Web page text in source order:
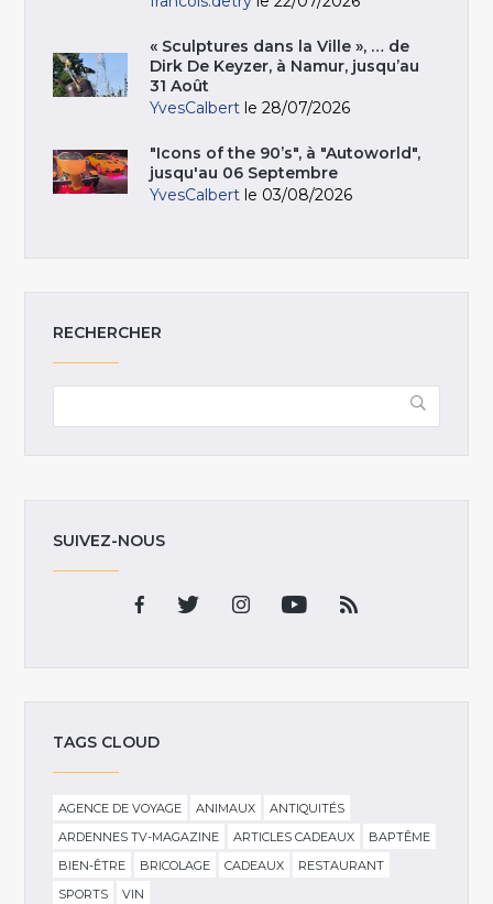
« Sculptures dans la Ville », … de
Dirk De Keyzer, à Namur, jusqu’au
31 Août
YvesCalbert le 28/07/2026
"Icons of the 90’s", à "Autoworld",
jusqu'au 06 Septembre
YvesCalbert le 03/08/2026
RECHERCHER
SUIVEZ-NOUS
TAGS CLOUD
AGENCE DE VOYAGE ANIMAUX
ANTIQUITÉS
ARDENNES TV-MAGAZINE
ARTICLES CADEAUX
BAPTÊME
BIEN-ÊTRE
BRICOLAGE CADEAUX
RESTAURANT
SPORTS
VIN